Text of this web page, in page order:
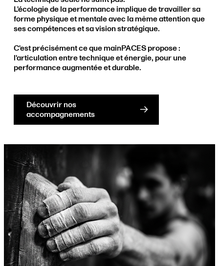
L'écologie de la performance implique de travailler sa
forme physique et mentale avec la même attention que
ses compétences et sa vision stratégique.
C'est précisément ce que mainPACES propose :
l'articulation entre technique et énergie, pour une
performance augmentée et durable.
Découvrir nos
accompagnements